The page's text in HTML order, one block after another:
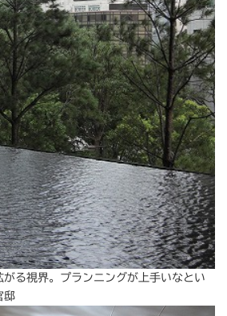
る視界。プランニングが上手いなとい
邸